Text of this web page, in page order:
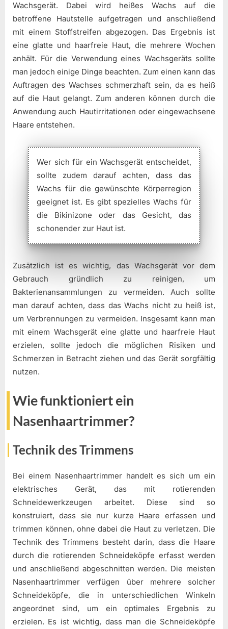
Wachsgerät. Dabei wird heißes Wachs auf die
betroffene Hautstelle aufgetragen und anschließend
mit einem Stoffstreifen abgezogen. Das Ergebnis ist
eine glatte und haarfreie Haut, die mehrere Wochen
anhält. Für die Verwendung eines Wachsgeräts sollte
man jedoch einige Dinge beachten. Zum einen kann das
Auftragen des Wachses schmerzhaft sein, da es heiß
auf die Haut gelangt. Zum anderen können durch die
Anwendung auch Hautirritationen oder eingewachsene
Haare entstehen.
Wer sich für ein Wachsgerät entscheidet,
sollte zudem darauf achten, dass das
Wachs für die gewünschte Körperregion
geeignet ist. Es gibt spezielles Wachs für
die Bikinizone oder das Gesicht, das
schonender zur Haut ist.
Zusätzlich ist es wichtig, das Wachsgerät vor dem
Gebrauch gründlich zu reinigen, um
Bakterienansammlungen zu vermeiden. Auch sollte
man darauf achten, dass das Wachs nicht zu heiß ist,
um Verbrennungen zu vermeiden. Insgesamt kann man
mit einem Wachsgerät eine glatte und haarfreie Haut
erzielen, sollte jedoch die möglichen Risiken und
Schmerzen in Betracht ziehen und das Gerät sorgfältig
nutzen.
Wie funktioniert ein
Nasenhaartrimmer?
Technik des Trimmens
Bei einem Nasenhaartrimmer handelt es sich um ein
elektrisches Gerät, das mit rotierenden
Schneidewerkzeugen arbeitet. Diese sind so
konstruiert, dass sie nur kurze Haare erfassen und
trimmen können, ohne dabei die Haut zu verletzen. Die
Technik des Trimmens besteht darin, dass die Haare
durch die rotierenden Schneideköpfe erfasst werden
und anschließend abgeschnitten werden. Die meisten
Nasenhaartrimmer verfügen über mehrere solcher
Schneideköpfe, die in unterschiedlichen Winkeln
angeordnet sind, um ein optimales Ergebnis zu
erzielen. Es ist wichtig, dass man die Schneideköpfe